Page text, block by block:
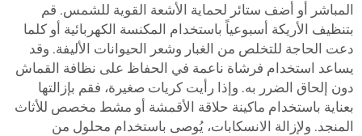
المباشر أو أضف ستائر لحماية الأشعة القوية للشمس. قم
بتنظيف الأريكة أسبوعياً باستخدام المكنسة الكهربائية أو كلما
دعت الحاجة للتخلص من الغبار وشعر الحيوانات الأليفة. وقد
يساعد استخدام فرشاة ناعمة في الحفاظ على نظافة القماش
دون إلحاق الضرر به. وإذا رأيت كريات صغيرة، فقم بإزالتها
بعناية باستخدام ماكينة حلاقة الأقمشة أو مشط مخصص للأثاث
المنجد. ولإزالة الانسكابات، يُوصى باستخدام محلول من